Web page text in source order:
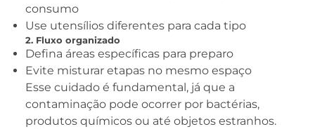
consumo
Use utensílios diferentes para cada tipo
2. Fluxo organizado
Defina áreas específicas para preparo
Evite misturar etapas no mesmo espaço
Esse cuidado é fundamental, já que a
contaminação pode ocorrer por bactérias,
produtos químicos ou até objetos estranhos.